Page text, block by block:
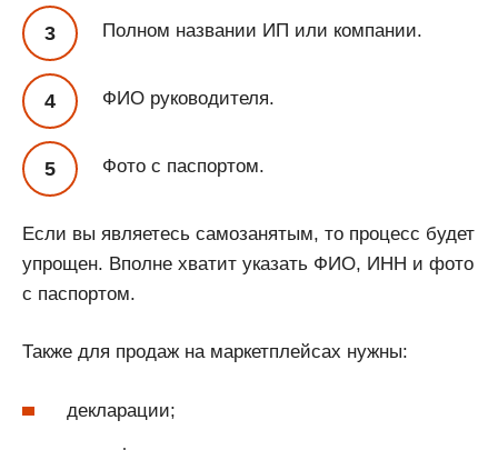
Полном названии ИП или компании.
ФИО руководителя.
Фото с паспортом.
Если вы являетесь самозанятым, то процесс будет
упрощен. Вполне хватит указать ФИО, ИНН и фото
с паспортом.
Также для продаж на маркетплейсах нужны:
декларации;